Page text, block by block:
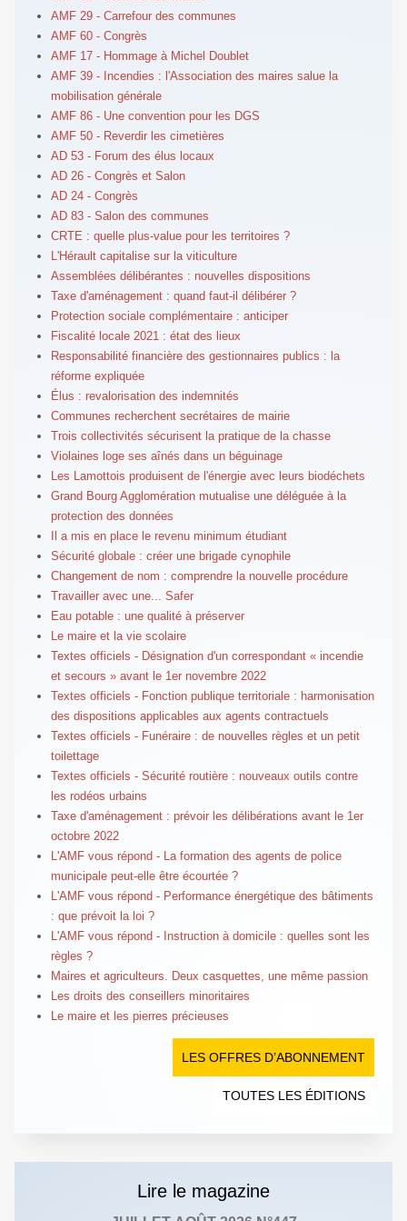
AMF 29 - Carrefour des communes
AMF 60 - Congrès
AMF 17 - Hommage à Michel Doublet
AMF 39 - Incendies : l'Association des maires salue la
mobilisation générale
AMF 86 - Une convention pour les DGS
AMF 50 - Reverdir les cimetières
AD 53 - Forum des élus locaux
AD 26 - Congrès et Salon
AD 24 - Congrès
AD 83 - Salon des communes
CRTE : quelle plus-value pour les territoires ?
L'Hérault capitalise sur la viticulture
Assemblées délibérantes : nouvelles dispositions
Taxe d'aménagement : quand faut-il délibérer ?
Protection sociale complémentaire : anticiper
Fiscalité locale 2021 : état des lieux
Responsabilité financière des gestionnaires publics : la
réforme expliquée
Élus : revalorisation des indemnités
Communes recherchent secrétaires de mairie
Trois collectivités sécurisent la pratique de la chasse
Violaines loge ses aînés dans un béguinage
Les Lamottois produisent de l'énergie avec leurs biodéchets
Grand Bourg Agglomération mutualise une déléguée à la
protection des données
Il a mis en place le revenu minimum étudiant
Sécurité globale : créer une brigade cynophile
Changement de nom : comprendre la nouvelle procédure
Travailler avec une... Safer
Eau potable : une qualité à préserver
Le maire et la vie scolaire
Textes officiels - Désignation d'un correspondant « incendie
et secours » avant le 1er novembre 2022
Textes officiels - Fonction publique territoriale : harmonisation
des dispositions applicables aux agents contractuels
Textes officiels - Funéraire : de nouvelles règles et un petit
toilettage
Textes officiels - Sécurité routière : nouveaux outils contre
les rodéos urbains
Taxe d'aménagement : prévoir les délibérations avant le 1er
octobre 2022
L'AMF vous répond - La formation des agents de police
municipale peut-elle être écourtée ?
L'AMF vous répond - Performance énergétique des bâtiments
: que prévoit la loi ?
L'AMF vous répond - Instruction à domicile : quelles sont les
règles ?
Maires et agriculteurs. Deux casquettes, une même passion
Les droits des conseillers minoritaires
Le maire et les pierres précieuses
LES OFFRES D’ABONNEMENT
TOUTES LES ÉDITIONS
Lire le magazine